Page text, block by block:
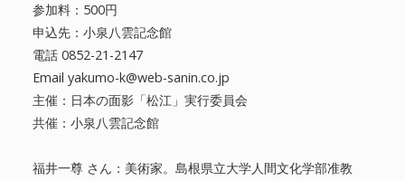
参加料：500円
申込先：小泉八雲記念館
電話 0852-21-2147
Email yakumo-k@web-sanin.co.jp
主催：日本の面影「松江」実行委員会
共催：小泉八雲記念館
福井一尊 さん：美術家。島根県立大学人間文化学部准教